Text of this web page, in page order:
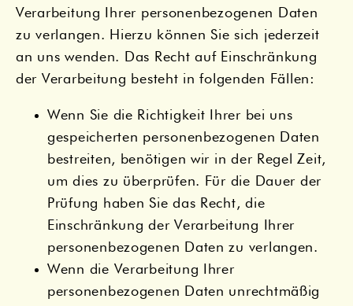
Verarbeitung Ihrer personenbezogenen Daten
zu verlangen. Hierzu können Sie sich jederzeit
an uns wenden. Das Recht auf Einschränkung
der Verarbeitung besteht in folgenden Fällen:
Wenn Sie die Richtigkeit Ihrer bei uns
gespeicherten personenbezogenen Daten
bestreiten, benötigen wir in der Regel Zeit,
um dies zu überprüfen. Für die Dauer der
Prüfung haben Sie das Recht, die
Einschränkung der Verarbeitung Ihrer
personenbezogenen Daten zu verlangen.
Wenn die Verarbeitung Ihrer
personenbezogenen Daten unrechtmäßig